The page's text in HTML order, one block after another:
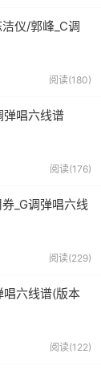
仪/郭峰_C调
阅读(180)
弹唱六线谱
阅读(176)
_G调弹唱六线
阅读(229)
唱六线谱(版本
阅读(122)